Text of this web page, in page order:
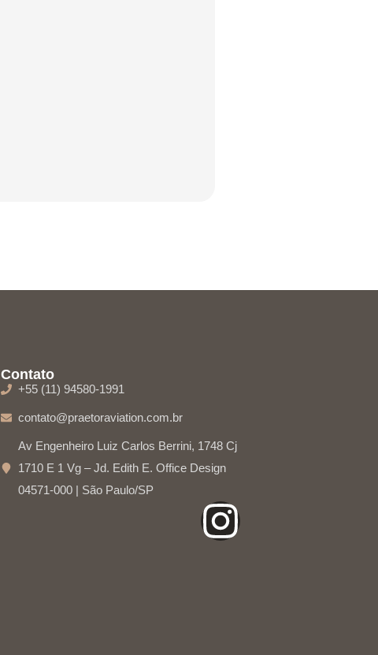
Contato
+55 (11) 94580-1991
contato@praetoraviation.com.br
Av Engenheiro Luiz Carlos Berrini, 1748 Cj
1710 E 1 Vg – Jd. Edith E. Office Design
04571-000 | São Paulo/SP